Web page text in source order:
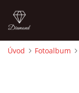
Úvod Fotoalbum